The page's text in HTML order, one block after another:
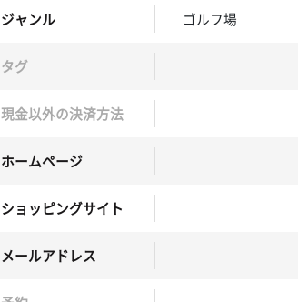
ジャンル ゴルフ場
タグ
現金以外の決済方法
ホームページ
ショッピングサイト
メールアドレス